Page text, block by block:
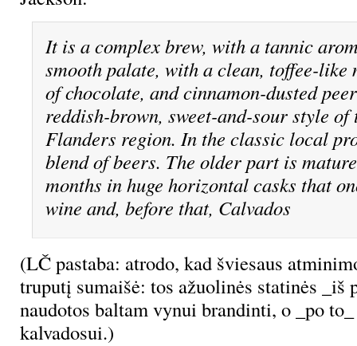
It is a complex brew, with a tannic
smooth palate, with a clean, toffee-like
of chocolate, and cinnamon-dusted
reddish-brown, sweet-and-sour style of
Flanders region. In the classic local
blend of beers. The older part is
months in huge horizontal casks that
wine and, before that, Calvados
(LČ pastaba: atrodo, kad šviesaus
truputį sumaišė: tos ažuolinės statinės _iš
naudotos baltam vynui brandinti, o _po
kalvadosui.)